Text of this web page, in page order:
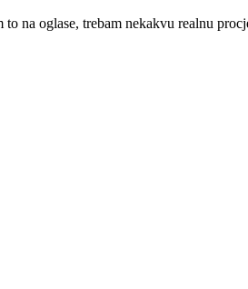
na oglase, trebam nekakvu realnu